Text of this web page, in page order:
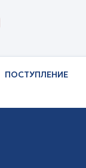
ПОСТУПЛЕНИЕ